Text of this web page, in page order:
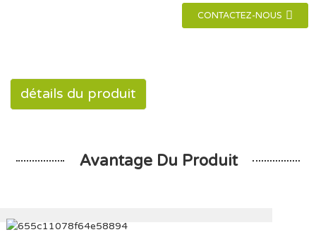
CONTACTEZ-NOUS
détails du produit
Avantage Du Produit